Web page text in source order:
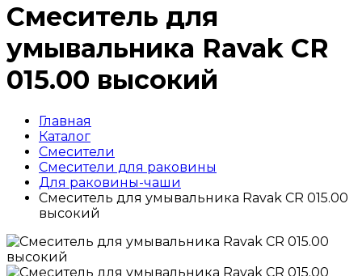
Смеситель для
умывальника Ravak CR
015.00 высокий
Главная
Каталог
Смесители
Смесители для раковины
Для раковины-чаши
Смеситель для умывальника Ravak CR 015.00
высокий